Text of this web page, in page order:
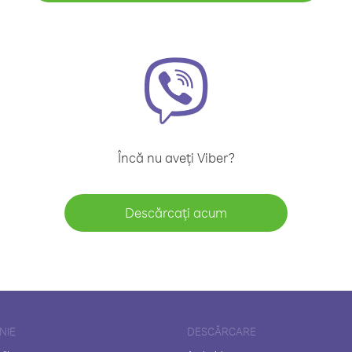
Încă nu aveți Viber?
Descărcați acum
DESCĂRCARE